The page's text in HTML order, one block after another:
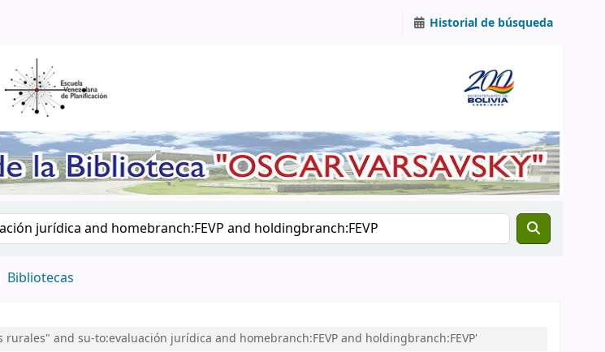
Historial de búsqueda
Bibliotecas
and su-to:evaluación jurídica and homebranch:FEVP and holdingbranch:FEVP'